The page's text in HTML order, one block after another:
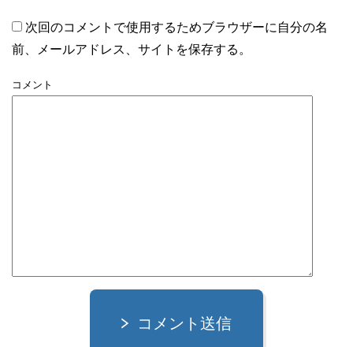
次回のコメントで使用するためブラウザーに自分の名
前、メールアドレス、サイトを保存する。
コメント
コメント送信